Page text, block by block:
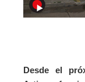
Desde el